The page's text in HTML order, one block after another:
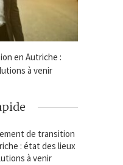
en Autriche :
à venir
de transition
: état des lieux
à venir